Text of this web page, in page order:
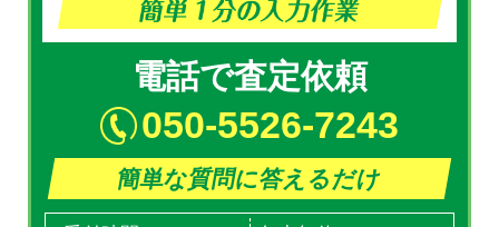
電話で査定依頼
050-5526-7243
簡単な質問に答えるだけ